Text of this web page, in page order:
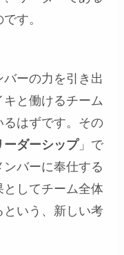
す。
ーの力を引き出
と働けるチーム
るはずです。その
ーダーシップ」で
バーに奉仕する
してチーム全体
いう、新しい考